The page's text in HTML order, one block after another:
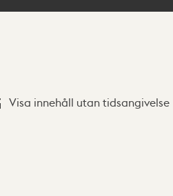
Visa innehåll utan tidsangivelse